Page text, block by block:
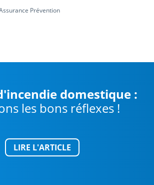
Prévention
domestique :
les bons réflexes !
LIRE L'ARTICLE